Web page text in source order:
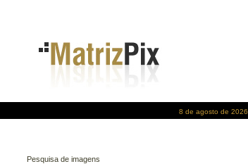
8 de agosto de 2026
Pesquisa de imagens